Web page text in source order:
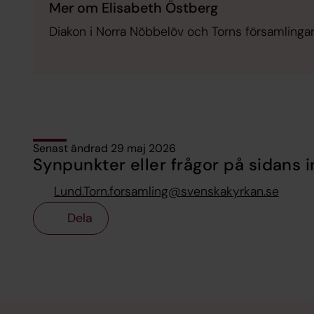
Mer om Elisabeth Östberg
Diakon i Norra Nöbbelöv och Torns församlingar
Senast ändrad 29 maj 2026
Synpunkter eller frågor på sidans
Lund.Torn.forsamling@svenskakyrkan.se
Dela